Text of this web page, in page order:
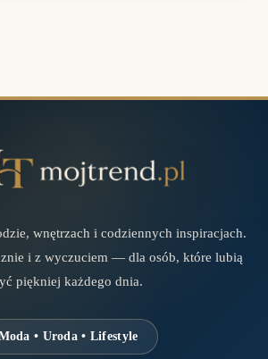
wnętrzach i codziennych inspiracjach.
i z wyczuciem — dla osób, które lubią
piękniej każdego dnia.
• Uroda • Lifestyle